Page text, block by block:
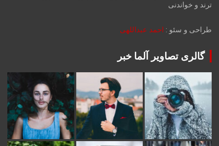
ترند و خواندنی
طراحی و سئو : احمد عبداللهی
گالری تصاویر آلما خبر